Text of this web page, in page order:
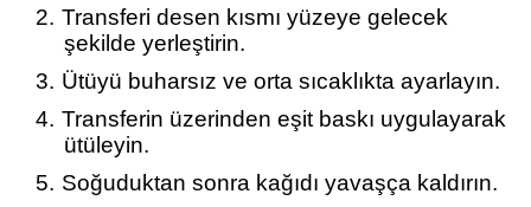
2. Transferi desen kısmı yüzeye gelecek
şekilde yerleştirin.
3. Ütüyü buharsız ve orta sıcaklıkta ayarlayın.
4. Transferin üzerinden eşit baskı uygulayarak
ütüleyin.
5. Soğuduktan sonra kağıdı yavaşça kaldırın.